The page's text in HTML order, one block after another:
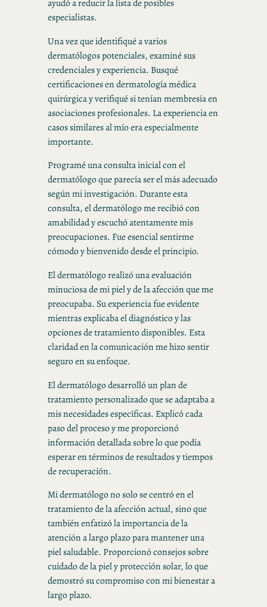
ayudó a reducir la lista de posibles
especialistas.
Una vez que identifiqué a varios
dermatólogos potenciales, examiné sus
credenciales y experiencia. Busqué
certificaciones en dermatología médica
quirúrgica y verifiqué si tenían membresía en
asociaciones profesionales. La experiencia en
casos similares al mío era especialmente
importante.
Programé una consulta inicial con el
dermatólogo que parecía ser el más adecuado
según mi investigación. Durante esta
consulta, el dermatólogo me recibió con
amabilidad y escuchó atentamente mis
preocupaciones. Fue esencial sentirme
cómodo y bienvenido desde el principio.
El dermatólogo realizó una evaluación
minuciosa de mi piel y de la afección que me
preocupaba. Su experiencia fue evidente
mientras explicaba el diagnóstico y las
opciones de tratamiento disponibles. Esta
claridad en la comunicación me hizo sentir
seguro en su enfoque.
El dermatólogo desarrolló un plan de
tratamiento personalizado que se adaptaba a
mis necesidades específicas. Explicó cada
paso del proceso y me proporcionó
información detallada sobre lo que podía
esperar en términos de resultados y tiempos
de recuperación.
Mi dermatólogo no solo se centró en el
tratamiento de la afección actual, sino que
también enfatizó la importancia de la
atención a largo plazo para mantener una
piel saludable. Proporcionó consejos sobre
cuidado de la piel y protección solar, lo que
demostró su compromiso con mi bienestar a
largo plazo.